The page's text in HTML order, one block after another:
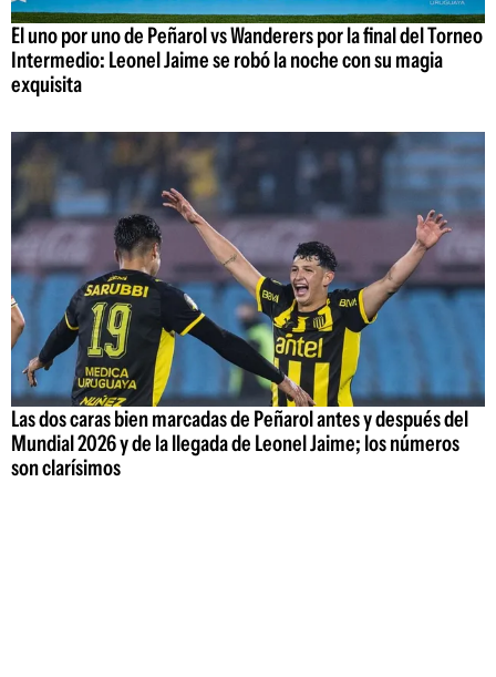
El uno por uno de Peñarol vs Wanderers por la final del Torneo
Intermedio: Leonel Jaime se robó la noche con su magia
exquisita
Las dos caras bien marcadas de Peñarol antes y después del
Mundial 2026 y de la llegada de Leonel Jaime; los números
son clarísimos